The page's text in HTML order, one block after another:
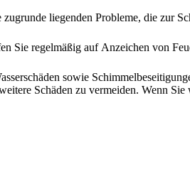
zugrunde liegenden Probleme, die zur
Sie regelmäßig auf Anzeichen von
sowie
Schäden zu vermeiden. Wenn